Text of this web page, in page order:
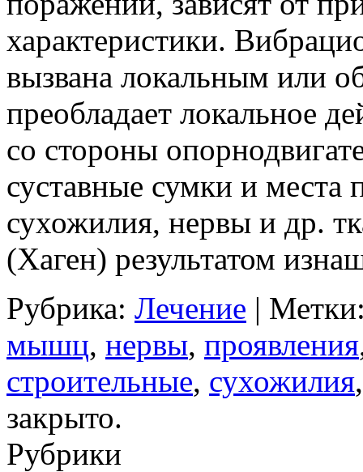
характеристики.
вызвана локальным или
преобладает локальное
со стороны
суставные сумки и
сухожилия, нервы и др.
(Хаген) результатом
Рубрика: Лечение |
мышц, нервы, проявления
строительные, сухожилия
закрыто.
Рубрики